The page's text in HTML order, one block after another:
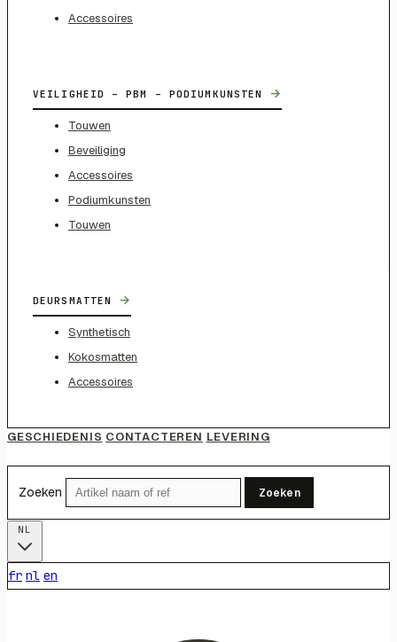
Accessoires
VEILIGHEID – PBM – PODIUMKUNSTEN →
Touwen
Beveiliging
Accessoires
Podiumkunsten
Touwen
DEURSMATTEN →
Synthetisch
Kokosmatten
Accessoires
GESCHIEDENIS CONTACTEREN LEVERING
Zoeken Zoeken
fr nl en